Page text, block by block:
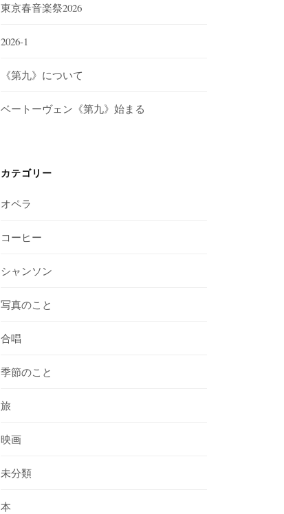
東京春音楽祭2026
2026-1
《第九》について
ベートーヴェン《第九》始まる
カテゴリー
オペラ
コーヒー
シャンソン
写真のこと
合唱
季節のこと
旅
映画
未分類
本